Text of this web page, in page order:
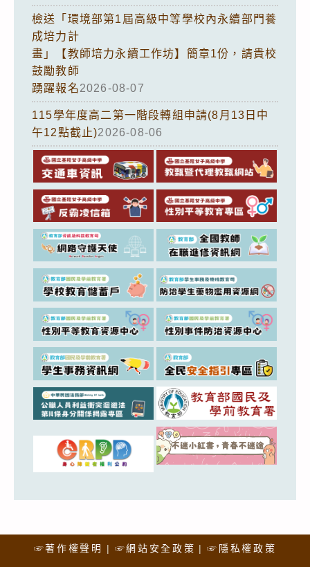
檢送「環境部第1屆高級中等學校內永續部門養
成培力計
畫」【教師培力永續工作坊】簡章1份，請貴校
鼓勵教師
踴躍報名2026-08-07
115學年度高二第一階段轉組申請(8月13日中
午12點截止)2026-08-06
☞著作權聲明 ☞網站安全政策 ☞隱私權政策